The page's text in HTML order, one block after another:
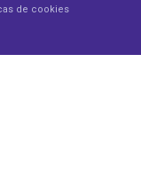
de cookies